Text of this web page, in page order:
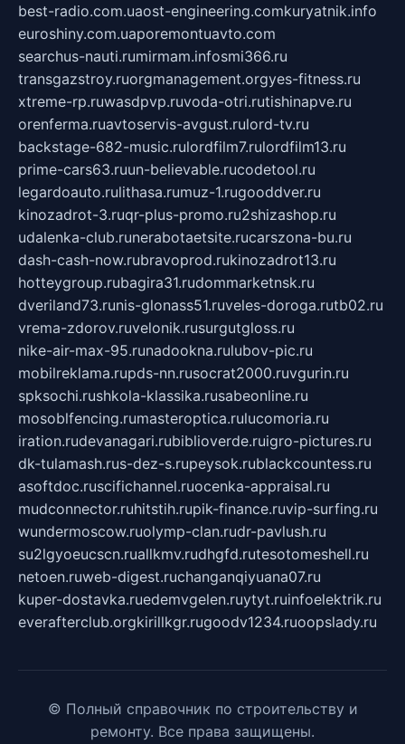
best-radio.com.uaost-engineering.comkuryatnik.info
euroshiny.com.uaporemontuavto.com
searchus-nauti.rumirmam.infosmi366.ru
transgazstroy.ruorgmanagement.orgyes-fitness.ru
xtreme-rp.ruwasdpvp.ruvoda-otri.rutishinapve.ru
orenferma.ruavtoservis-avgust.rulord-tv.ru
backstage-682-music.rulordfilm7.rulordfilm13.ru
prime-cars63.ruun-believable.rucodetool.ru
legardoauto.rulithasa.rumuz-1.rugooddver.ru
kinozadrot-3.ruqr-plus-promo.ru2shizashop.ru
udalenka-club.runerabotaetsite.rucarszona-bu.ru
dash-cash-now.rubravoprod.rukinozadrot13.ru
hotteygroup.rubagira31.rudommarketnsk.ru
dveriland73.runis-glonass51.ruveles-doroga.rutb02.ru
vrema-zdorov.ruvelonik.rusurgutgloss.ru
nike-air-max-95.runadookna.rulubov-pic.ru
mobilreklama.rupds-nn.rusocrat2000.ruvgurin.ru
spksochi.rushkola-klassika.rusabeonline.ru
mosoblfencing.rumasteroptica.rulucomoria.ru
iration.rudevanagari.rubiblioverde.ruigro-pictures.ru
dk-tulamash.rus-dez-s.rupeysok.rublackcountess.ru
asoftdoc.ruscifichannel.ruocenka-appraisal.ru
mudconnector.ruhitstih.rupik-finance.ruvip-surfing.ru
wundermoscow.ruolymp-clan.rudr-pavlush.ru
su2lgyoeucscn.ruallkmv.rudhgfd.rutesotomeshell.ru
netoen.ruweb-digest.ruchanganqiyuana07.ru
kuper-dostavka.ruedemvgelen.ruytyt.ruinfoelektrik.ru
everafterclub.orgkirillkgr.rugoodv1234.ruoopslady.ru
© Полный справочник по строительству и
ремонту. Все права защищены.